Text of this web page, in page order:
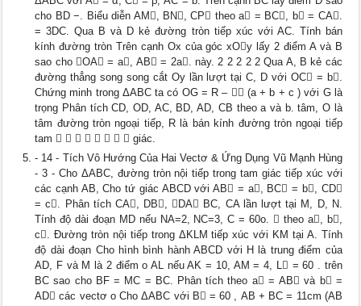
cho BD −. Biểu diễn AM, BN, CP theo a = BC, b = CA.
= 3DC. Qua B và D kẻ đường tròn tiếp xúc với AC. Tính bán
kính đường tròn Trên cạnh Ox của góc xOy lấy 2 điểm A và B
sao cho OA = a, AB = 2a. này. 2 2 2 2 2 Qua A, B kẻ các
đường thẳng song song cắt Oy lần lượt tại C, D với OC = b.
Chứng minh trong ΔABC ta có OG = R –  (a + b + c ) với G là
trọng Phân tích CD, OD, AC, BD, AD, CB theo a và b. tâm, O là
tâm đường tròn ngoại tiếp, R là bán kính đường tròn ngoại tiếp
tam         giác.
- 14 - Tích Vô Hướng Của Hai Vectơ & Ứng Dụng Vũ Mạnh Hùng
- 3 - Cho ΔABC, đường tròn nội tiếp trong tam giác tiếp xúc với
các cạnh AB, Cho tứ giác ABCD với AB = a, BC = b, CD
= c. Phân tích CA, DB, DA BC, CA lần lượt tại M, D, N.
Tính độ dài đoạn MD nếu NA=2, NC=3, C = 60o.  theo a, b,
c. Đường tròn nội tiếp trong ΔKLM tiếp xúc với KM tại A. Tính
độ dài đoạn Cho hình bình hành ABCD với H là trung điểm của
AD, F và M là 2 điểm o AL nếu AK = 10, AM = 4, L = 60 . trên
BC sao cho BF = MC = BC. Phân tích theo a = AB và b =
AD các vectơ o Cho ΔABC với B = 60 , AB + BC = 11cm (AB